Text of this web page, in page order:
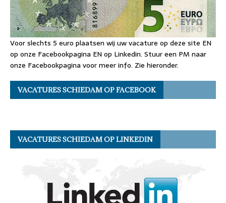
Voor slechts 5 euro plaatsen wij uw vacature op deze site EN
op onze Facebookpagina EN op Linkedin. Stuur een PM naar
onze Facebookpagina voor meer info. Zie hieronder.
VACATURES SCHIEDAM OP FACEBOOK
VACATURES SCHIEDAM OP LINKEDIN